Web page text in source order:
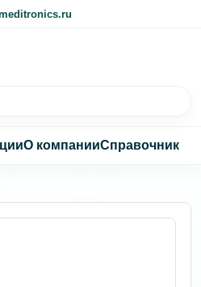
О компанииСправочник